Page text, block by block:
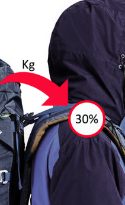
de la carga
para no provocar
en los hombros.